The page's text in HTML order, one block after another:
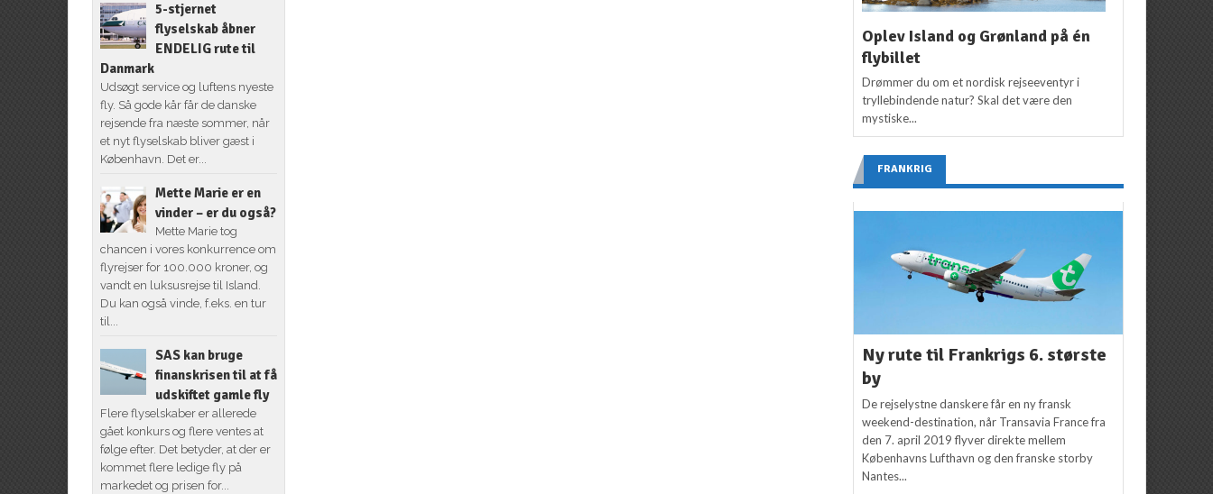
5-stjernet
flyselskab åbner
ENDELIG rute til
Danmark
Udsøgt service og luftens nyeste
fly. Så gode kår får de danske
rejsende fra næste sommer, når
et nyt flyselskab bliver gæst i
København. Det er...
Mette Marie er en
vinder – er du også?
Mette Marie tog
chancen i vores konkurrence om
flyrejser for 100.000 kroner, og
vandt en luksusrejse til Island.
Du kan også vinde, f.eks. en tur
til...
SAS kan bruge
finanskrisen til at få
udskiftet gamle fly
Flere flyselskaber er allerede
gået konkurs og flere ventes at
følge efter. Det betyder, at der er
kommet flere ledige fly på
markedet og prisen for...
Oplev Island og Grønland på én
flybillet
Drømmer du om et nordisk rejseeventyr i
tryllebindende natur? Skal det være den
mystiske...
FRANKRIG
Ny rute til Frankrigs 6. største
by
De rejselystne danskere får en ny fransk
weekend-destination, når Transavia France fra
den 7. april 2019 flyver direkte mellem
Københavns Lufthavn og den franske storby
Nantes...